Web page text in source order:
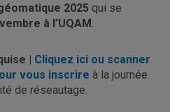
2025 qui se
à l’UQAM.
| Cliquez ici ou scanner
vous inscrire à la journée
de réseautage.